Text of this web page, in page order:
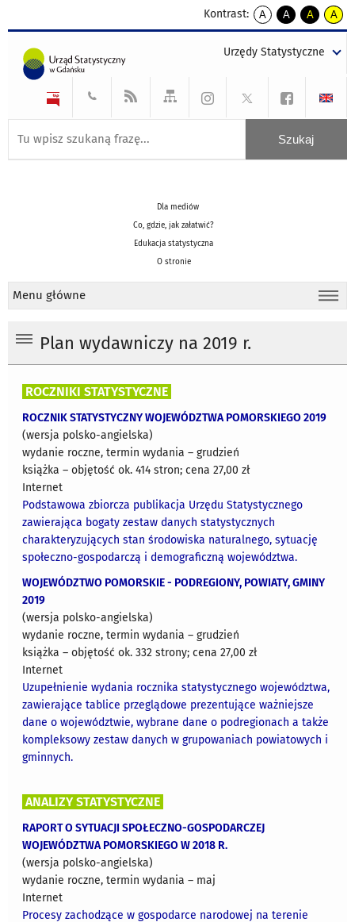
Kontrast:
A
kontrast
A
kontrast
tekst
czarnym
A
kontrast
tekst
czarnym
A
tekst
żółtym
Urzędy Statystyczne
Dla mediów
Co, gdzie, jak załatwić?
Edukacja statystyczna
O stronie
Menu główne
Plan wydawniczy na 2019 r.
ROCZNIKI STATYSTYCZNE
ROCZNIK STATYSTYCZNY WOJEWÓDZTWA POMORSKIEGO 2019
(wersja polsko-angielska)
wydanie roczne, termin wydania – grudzień
książka – objętość ok. 414 stron; cena 27,00 zł
Internet
Podstawowa zbiorcza publikacja Urzędu Statystycznego
zawierająca bogaty zestaw danych statystycznych
charakteryzujących stan środowiska naturalnego, sytuację
społeczno-gospodarczą i demograficzną województwa.
WOJEWÓDZTWO POMORSKIE - PODREGIONY, POWIATY, GMINY
2019
(wersja polsko-angielska)
wydanie roczne, termin wydania – grudzień
książka – objętość ok. 332 strony; cena 27,00 zł
Internet
Uzupełnienie wydania rocznika statystycznego województwa,
zawierające tablice przeglądowe prezentujące ważniejsze
dane o województwie, wybrane dane o podregionach a także
kompleksowy zestaw danych w grupowaniach powiatowych i
gminnych.
ANALIZY STATYSTYCZNE
RAPORT O SYTUACJI SPOŁECZNO-GOSPODARCZEJ
WOJEWÓDZTWA POMORSKIEGO W 2018 R.
(wersja polsko-angielska)
wydanie roczne, termin wydania – maj
Internet
Procesy zachodzące w gospodarce narodowej na terenie